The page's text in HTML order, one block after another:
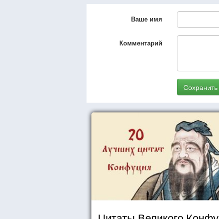
Ваше имя
Комментарий
Сохранить